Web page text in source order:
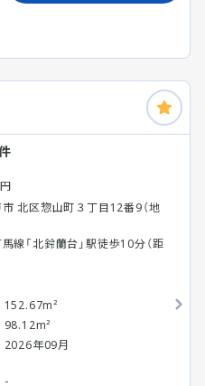
北区惣山町３丁目12番9（地
線「北鈴蘭台」駅徒歩10分（距
152.67m²
98.12m²
2026年09月
-